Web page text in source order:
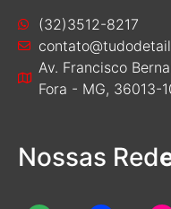
(32)3512-8217
Av. Francisco
Fora - MG, 36013-
Nossas Red